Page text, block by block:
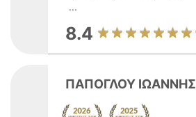
...
8.4
ΠΑΠΟΓΛΟΥ ΙΩΑΝΝΗΣ